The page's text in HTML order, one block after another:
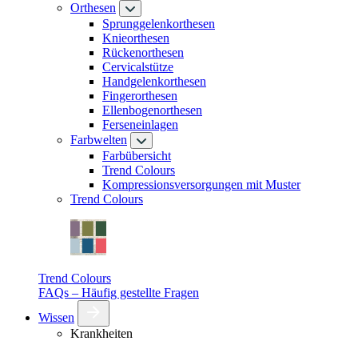
Orthesen
Sprunggelenkorthesen
Knieorthesen
Rückenorthesen
Cervicalstütze
Handgelenkorthesen
Fingerorthesen
Ellenbogenorthesen
Ferseneinlagen
Farbwelten
Farbübersicht
Trend Colours
Kompressionsversorgungen mit Muster
Trend Colours
Trend Colours
FAQs – Häufig gestellte Fragen
Wissen
Krankheiten